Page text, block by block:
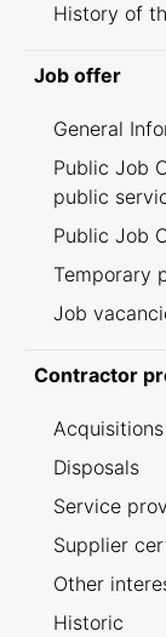
History of
Job offer
General
Public Job
public
Public Job
Temporary
Job
Contractor
Acquisitions
Disposals
Service
Supplier
Other
Historic